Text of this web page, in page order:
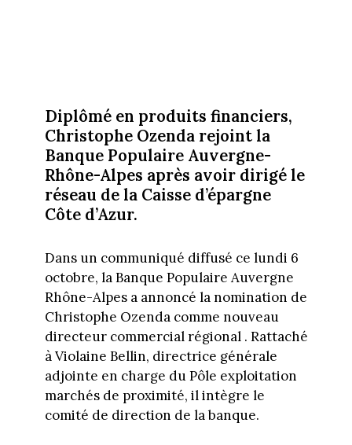
Diplômé en produits financiers,
Christophe Ozenda rejoint la
Banque Populaire Auvergne-
Rhône-Alpes après avoir dirigé le
réseau de la Caisse d’épargne
Côte d’Azur.
Dans un communiqué diffusé ce lundi 6
octobre, la Banque Populaire Auvergne
Rhône-Alpes a annoncé la nomination de
Christophe Ozenda comme nouveau
directeur commercial régional . Rattaché
à Violaine Bellin, directrice générale
adjointe en charge du Pôle exploitation
marchés de proximité, il intègre le
comité de direction de la banque.